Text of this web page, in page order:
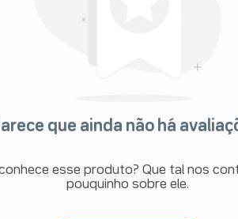
que ainda não há
esse produto? Que tal nos
pouquinho sobre ele.